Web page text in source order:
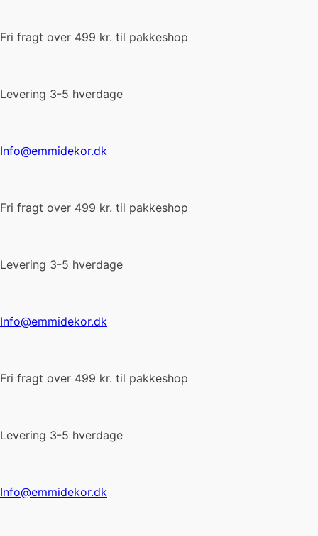
Fri fragt over 499 kr. til pakkeshop
Levering 3-5 hverdage
Info@emmidekor.dk
Fri fragt over 499 kr. til pakkeshop
Levering 3-5 hverdage
Info@emmidekor.dk
Fri fragt over 499 kr. til pakkeshop
Levering 3-5 hverdage
Info@emmidekor.dk